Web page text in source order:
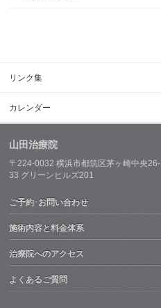
リンク集
カレンダー
山田治療院
〒224-0032 横浜市都筑区茅ヶ崎中央26-
33 グリーンヒルズ201
ご予約･お問い合わせ
施術内容と料金体系
治療院へのアクセス
よくあるご質問